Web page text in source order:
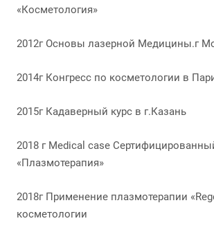
«Косметология»
2012г Основы лазерной Медицины.г
2014г Конгресс по косметологии в
2015г Кадаверный курс в г.Казань
2018 г Medical case
«Плазмотерапия»
2018г Применение плазмотерапии
косметологии